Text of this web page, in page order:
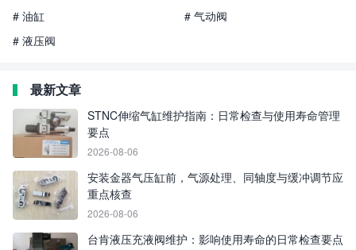
# 油缸
# 气动阀
# 液压阀
最新文章
STNC伸缩气缸维护指南：日常检查与使用寿命管理
要点
2026-08-06
安装金器气压缸前，气源处理、同轴度与缓冲调节应
重点核查
2026-08-06
台肯液压充液阀维护：影响使用寿命的日常检查要点